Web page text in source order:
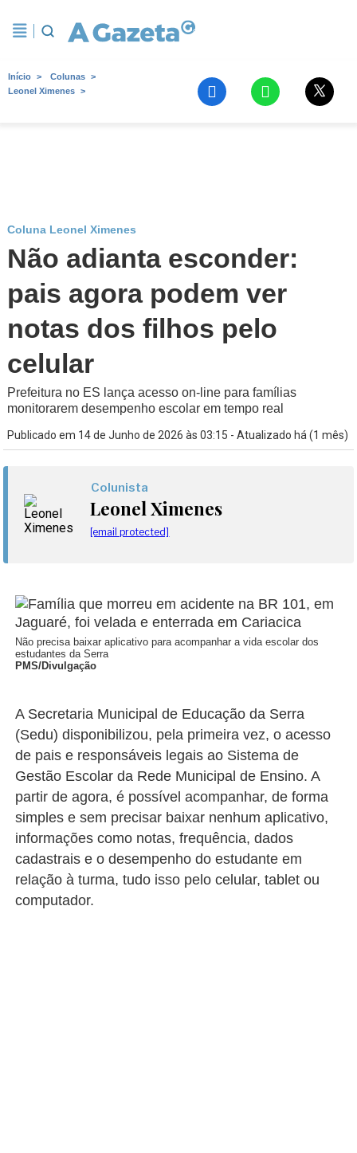
Início
Colunas
Leonel Ximenes
Coluna Leonel Ximenes
Não adianta esconder:
pais agora podem ver
notas dos filhos pelo
celular
Prefeitura no ES lança acesso on-line para famílias
monitorarem desempenho escolar em tempo real
Publicado em 14 de Junho de 2026 às 03:15 - Atualizado há (1 mês)
Colunista
Leonel Ximenes
[email protected]
Não precisa baixar aplicativo para acompanhar a vida escolar dos
estudantes da Serra
PMS/Divulgação
A Secretaria Municipal de Educação da Serra
(Sedu) disponibilizou, pela primeira vez, o acesso
de pais e responsáveis legais ao Sistema de
Gestão Escolar da Rede Municipal de Ensino. A
partir de agora, é possível acompanhar, de forma
simples e sem precisar baixar nenhum aplicativo,
informações como notas, frequência, dados
cadastrais e o desempenho do estudante em
relação à turma, tudo isso pelo celular, tablet ou
computador.